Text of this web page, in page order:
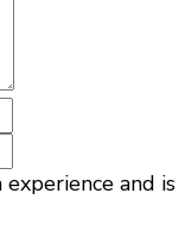
and is